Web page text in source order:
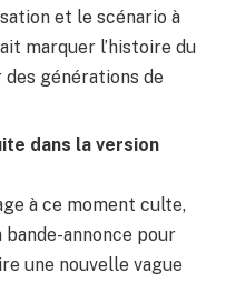
et le scénario à
marquer l’histoire du
générations de
dans la version
à ce moment culte,
annonce pour
une nouvelle vague